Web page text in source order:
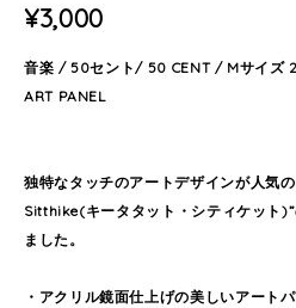
¥3,000
音楽 / 50セント/ 50 CENT / Mサイズ
ART PANEL
独特なタッチのアートデザインが人気
Sitthike(キータタット・シティケット
ました。
・アクリル鏡面仕上げの美しいアート